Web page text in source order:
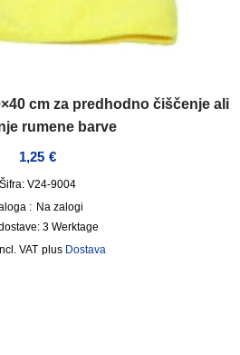
cm za predhodno čiščenje ali
rumene barve
1,25 €
Šifra: V24-9004
: Na zalogi
3 Werktage
VAT plus Dostava